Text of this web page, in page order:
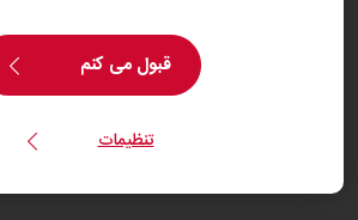
قبول می کنم
تنظیمات